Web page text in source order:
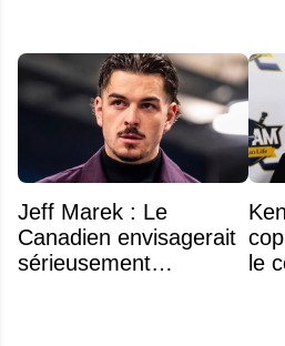
Jeff Marek : Le
Canadien envisagerait
sérieusement
le